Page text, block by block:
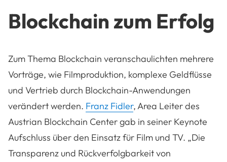
Blockchain zum Erfolg
Zum Thema Blockchain veranschaulichten mehrere
Vorträge, wie Filmproduktion, komplexe Geldflüsse
und Vertrieb durch Blockchain-Anwendungen
verändert werden. Franz Fidler, Area Leiter des
Austrian Blockchain Center gab in seiner Keynote
Aufschluss über den Einsatz für Film und TV. „Die
Transparenz und Rückverfolgbarkeit von